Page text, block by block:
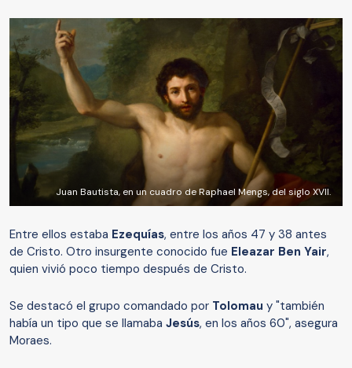
Juan Bautista, en un cuadro de Raphael Mengs, del siglo XVII.
Entre ellos estaba Ezequías, entre los años 47 y 38 antes
de Cristo. Otro insurgente conocido fue Eleazar Ben Yair,
quien vivió poco tiempo después de Cristo.
Se destacó el grupo comandado por Tolomau y "también
había un tipo que se llamaba Jesús, en los años 60", asegura
Moraes.